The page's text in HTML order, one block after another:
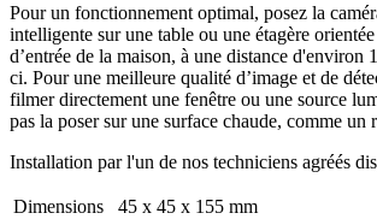
Pour un fonctionnement optimal, posez la
intelligente sur une table ou une étagère
d’entrée de la maison, à une distance d'environ
ci. Pour une meilleure qualité d’image et de
filmer directement une fenêtre ou une source
pas la poser sur une surface chaude, comme un
Installation par l'un de nos techniciens agréés
Dimensions 45 x 45 x 155 mm